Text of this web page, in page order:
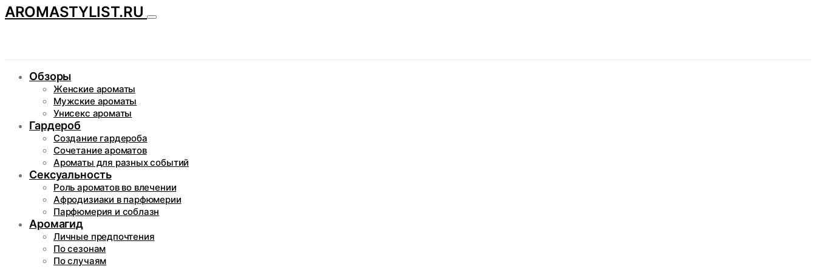
AROMASTYLIST.RU
Обзоры
Женские ароматы
Мужские ароматы
Унисекс ароматы
Гардероб
Создание гардероба
Сочетание ароматов
Ароматы для разных событий
Сексуальность
Роль ароматов во влечении
Афродизиаки в парфюмерии
Парфюмерия и соблазн
Аромагид
Личные предпочтения
По сезонам
По случаям